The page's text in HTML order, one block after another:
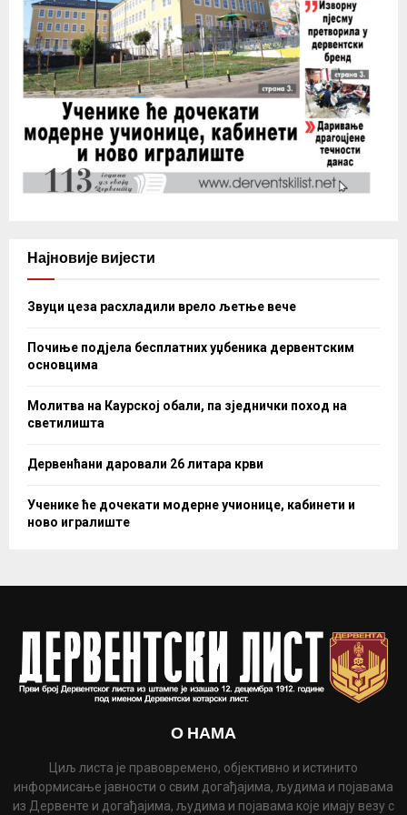
Најновије вијести
Звуци цеза расхладили врело љетње вече
Почиње подјела бесплатних уџбеника дервентским
основцима
Молитва на Каурској обали, па зједнички поход на
светилишта
Дервенћани даровали 26 литара крви
Ученике ће дочекати модерне учионице, кабинети и
ново игралиште
О НАМА
Циљ листа је правовремено, објективно и истинито
информисање јавности о свим догађајима, људима и појавама
из Дервенте и догађајима, људима и појавама које имају везу с